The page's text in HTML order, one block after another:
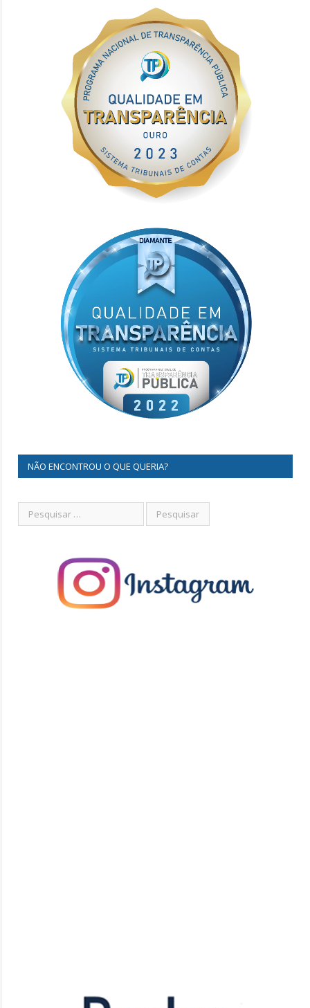
NÃO ENCONTROU O QUE QUERIA?